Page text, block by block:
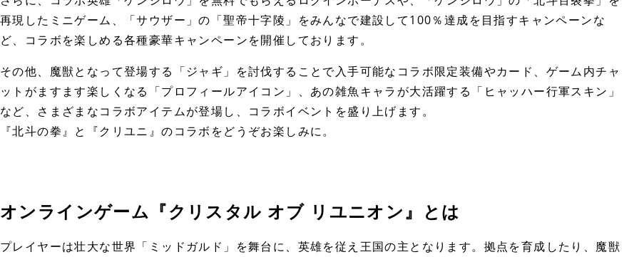
再現したミニゲーム、「サウザー」の「聖帝十字陵」をみんなで建設して100％達成を目指すキャンペーンな
ど、コラボを楽しめる各種豪華キャンペーンを開催しております。
その他、魔獣となって登場する「ジャギ」を討伐することで入手可能なコラボ限定装備やカード、ゲーム内チャ
ットがますます楽しくなる「プロフィールアイコン」、あの雑魚キャラが大活躍する「ヒャッハー行軍スキン」
など、さまざまなコラボアイテムが登場し、コラボイベントを盛り上げます。
『北斗の拳』と『クリユニ』のコラボをどうぞお楽しみに。
オンラインゲーム『クリスタル オブ リユニオン』とは
プレイヤーは壮大な世界「ミッドガルド」を舞台に、英雄を従え王国の主となります。拠点を育成したり、魔獣